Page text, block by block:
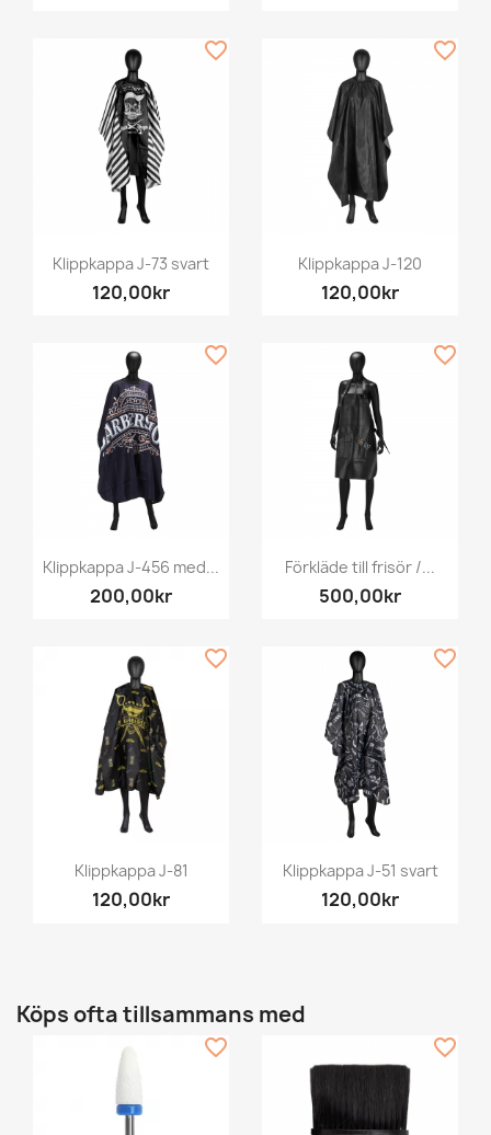
Klippkappa J-73 svart
120,00kr
favorite_border
Klippkappa J-120
120,00kr
favorite_border
Klippkappa J-456 med...
200,00kr
favorite_border
Förkläde till frisör /...
500,00kr
favorite_border
Klippkappa J-81
120,00kr
favorite_border
Klippkappa J-51 svart
120,00kr
favorite_border
Köps ofta tillsammans med
favorite_border favorite_border